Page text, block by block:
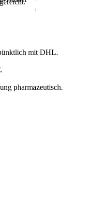
+
mitDHL.
.
pharmazeutisch.